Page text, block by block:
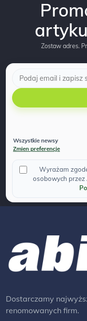
Zostaw adres.
Wszystkie newsy
Zmien preferencje
Wyrażam
osobowych przez
Dostarczamy
renomowanych firm.